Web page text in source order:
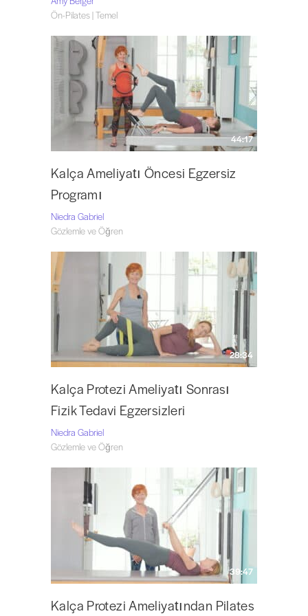
Ön-Pilates | Temel
44:17
Kalça Ameliyatı Öncesi Egzersiz
Programı
Niedra Gabriel
Gözlemle ve Öğren
28:34
Kalça Protezi Ameliyatı Sonrası
Fizik Tedavi Egzersizleri
Niedra Gabriel
Gözlemle ve Öğren
39:47
Kalça Protezi Ameliyatından Pilates